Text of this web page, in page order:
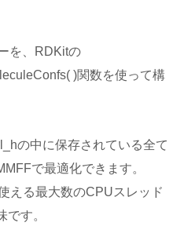
を、RDKitの
)関数を使って構
の中に保存されている全て
で最適化できます。
える最大数のCPUスレッド
す。